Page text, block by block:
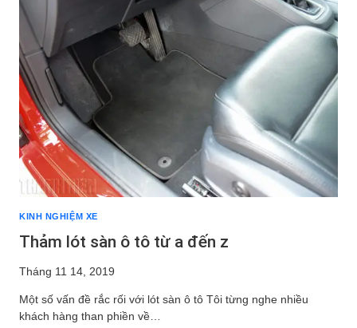
KINH NGHIỆM XE
Thảm lót sàn ô tô từ a đến z
Tháng 11 14, 2019
Một số vấn đề rắc rối với lót sàn ô tô Tôi từng nghe nhiều
khách hàng than phiền về…